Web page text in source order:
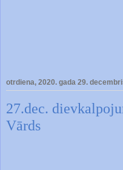
otrdiena, 2020. gada 29.
27.dec.
Vārds